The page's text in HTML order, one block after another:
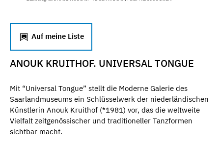
Auf meine Liste
ANOUK KRUITHOF. UNIVERSAL TONGUE
Mit “Universal Tongue” stellt die Moderne Galerie des
Saarlandmuseums ein Schlüsselwerk der niederländischen
Künstlerin Anouk Kruithof (*1981) vor, das die weltweite
Vielfalt zeitgenössischer und traditioneller Tanzformen
sichtbar macht.